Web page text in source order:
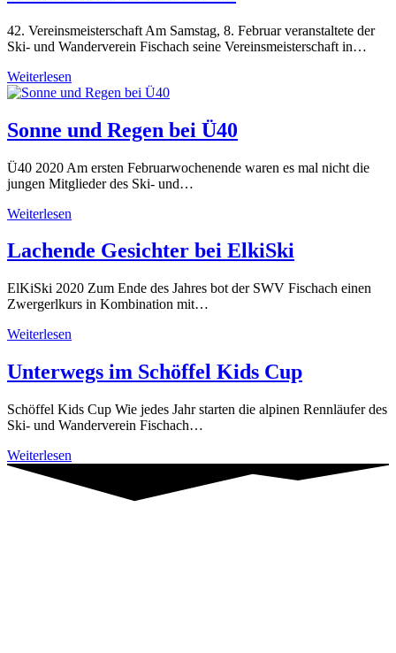
42. Vereinsmeisterschaft Am Samstag, 8. Februar veranstaltete der
Ski- und Wanderverein Fischach seine Vereinsmeisterschaft in…
Weiterlesen
Vereinsmeisterschaft:
Hundertstel
es
an
Sonne und Regen bei Ü40
Ü40 2020 Am ersten Februarwochenende waren es mal nicht die
jungen Mitglieder des Ski- und…
Weiterlesen
Regen
bei
Lachende Gesichter bei ElkiSki
ElKiSki 2020 Zum Ende des Jahres bot der SWV Fischach einen
Zwergerlkurs in Kombination mit…
Weiterlesen
ElkiSki
Unterwegs im Schöffel Kids Cup
Schöffel Kids Cup Wie jedes Jahr starten die alpinen Rennläufer des
Ski- und Wanderverein Fischach…
Weiterlesen
Schöffel